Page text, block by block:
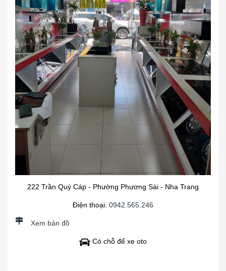
222 Trần Quý Cáp - Phường Phương Sài - Nha Trang
Điện thoại: 0942.565.246
Xem bản đồ
Có chỗ để xe oto